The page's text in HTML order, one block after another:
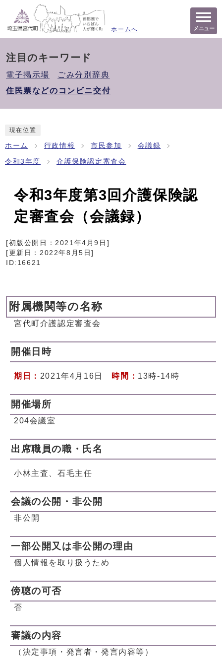
ホームへ メニュー
注目のキーワード
電子掲示場
ごみ分別辞典
住民票などのコンビニ交付
現在位置
ホーム 行政情報 市民参加 会議録
令和3年度 介護保険認定審査会
令和3年度第3回介護保険認
定審査会（会議録）
[初版公開日：2021年4月9日 ]
[更新日： 2022年8月5日]
ID:16621
附属機関等の名称
宮代町介護認定審査会
開催日時
期日： 2021年4月16日 時間： 13時-14時
開催場所
204会議室
出席職員の職・氏名
小林主査、石毛主任
会議の公開・非公開
非公開
一部公開又は非公開の理由
個人情報を取り扱うため
傍聴の可否
否
審議の内容
（決定事項・発言者・発言内容等）